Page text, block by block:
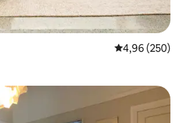
Gemiddelde
4,96 (250)